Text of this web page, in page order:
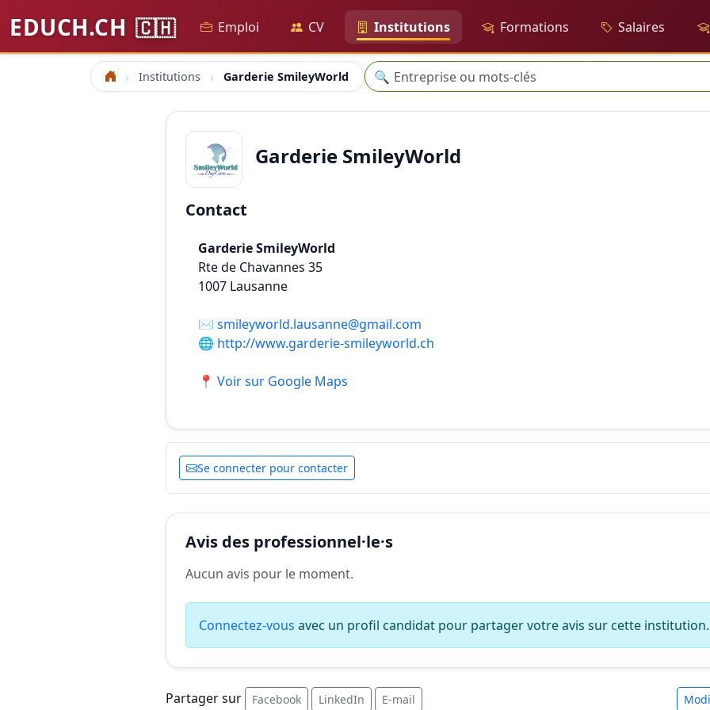
EDUCH.CH 🇨🇭 Emploi CV Institutions Formations Salaires
Accueil Institutions Garderie SmileyWorld Recherche
🔍
Garderie SmileyWorld
Contact
Garderie SmileyWorld
Rte de Chavannes 35
1007 Lausanne
✉️ smileyworld.lausanne@gmail.com
🌐 http://www.garderie-smileyworld.ch
📍 Voir sur Google Maps
Se connecter pour contacter
Avis des professionnel·le·s
Aucun avis pour le moment.
Connectez-vous avec un profil candidat pour partager votre avis sur cette institution.
Partager sur Facebook LinkedIn E-mail